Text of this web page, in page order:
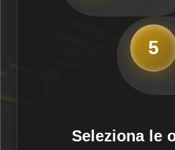
5
Seleziona le